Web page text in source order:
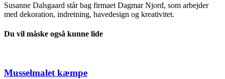
Susanne Dalsgaard står bag firmaet Dagmar Njord, som arbejder
med dekoration, indretning, havedesign og kreativitet.
Du vil måske også kunne lide
Musselmalet kæmpe